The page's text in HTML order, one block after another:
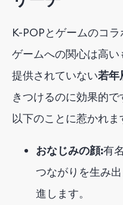
K-POPとゲームのコラ
ゲームへの関心は高
提供されていない若年
きつけるのに効果的で
以下のことに惹かれま
おなじみの顔:有
つながりを生み
進します。